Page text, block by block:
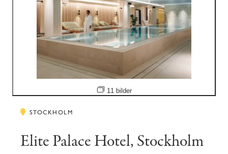
Öppna bildspel
11 bilder
STOCKHOLM
Elite Palace Hotel, Stockholm